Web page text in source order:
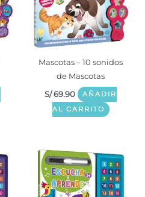
Mascotas – 10 sonidos
de Mascotas
S/69.90
AÑADIR
AL CARRITO